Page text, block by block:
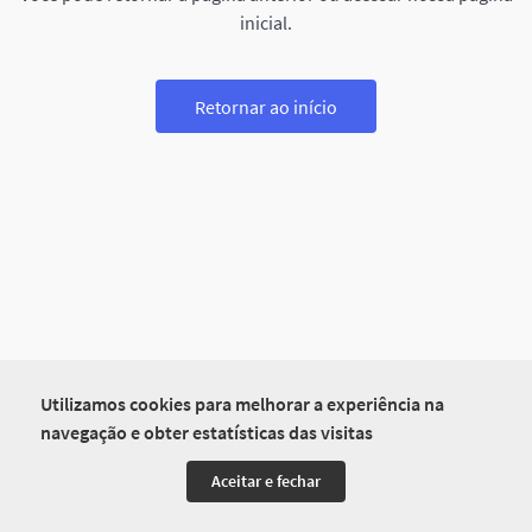
Utilizamos cookies para melhorar a experiência na
navegação e obter estatísticas das visitas
Aceitar e fechar
inicial.
Retornar ao início